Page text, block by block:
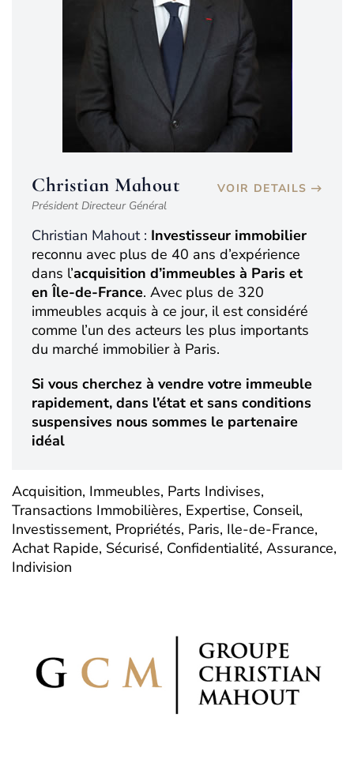
Christian Mahout
Président Directeur Général
VOIR DETAILS
Christian Mahout : Investisseur immobilier
reconnu avec plus de 40 ans d’expérience
dans l’acquisition d’immeubles à Paris et
en Île-de-France. Avec plus de 320
immeubles acquis à ce jour, il est considéré
comme l’un des acteurs les plus importants
du marché immobilier à Paris.
Si vous cherchez à vendre votre immeuble
rapidement, dans l’état et sans conditions
suspensives nous sommes le partenaire
idéal
Acquisition, Immeubles, Parts Indivises,
Transactions Immobilières, Expertise, Conseil,
Investissement, Propriétés, Paris, Ile-de-France,
Achat Rapide, Sécurisé, Confidentialité, Assurance,
Indivision